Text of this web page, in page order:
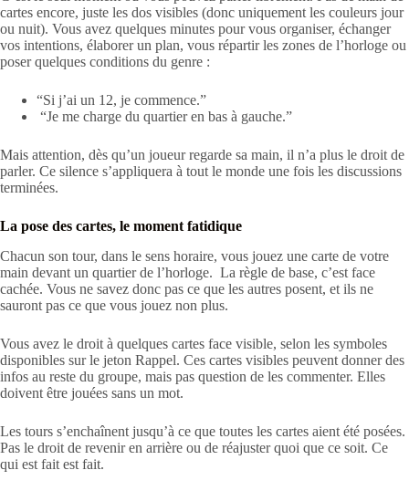
cartes encore, juste les dos visibles (donc uniquement les couleurs jour
ou nuit). Vous avez quelques minutes pour vous organiser, échanger
vos intentions, élaborer un plan, vous répartir les zones de l’horloge ou
poser quelques conditions du genre :
“Si j’ai un 12, je commence.”
“Je me charge du quartier en bas à gauche.”
Mais attention, dès qu’un joueur regarde sa main, il n’a plus le droit de
parler. Ce silence s’appliquera à tout le monde une fois les discussions
terminées.
La pose des cartes, le moment fatidique
Chacun son tour, dans le sens horaire, vous jouez une carte de votre
main devant un quartier de l’horloge. La règle de base, c’est face
cachée. Vous ne savez donc pas ce que les autres posent, et ils ne
sauront pas ce que vous jouez non plus.
Vous avez le droit à quelques cartes face visible, selon les symboles
disponibles sur le jeton Rappel. Ces cartes visibles peuvent donner des
infos au reste du groupe, mais pas question de les commenter. Elles
doivent être jouées sans un mot.
Les tours s’enchaînent jusqu’à ce que toutes les cartes aient été posées.
Pas le droit de revenir en arrière ou de réajuster quoi que ce soit. Ce
qui est fait est fait.